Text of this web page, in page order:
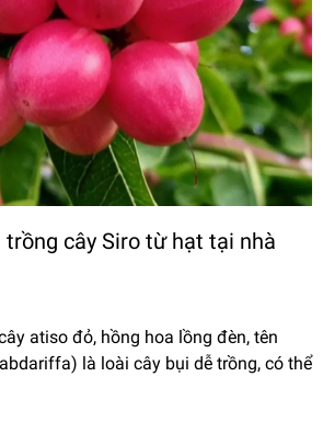
trồng cây Siro từ hạt tại nhà
atiso đỏ, hồng hoa lồng đèn, tên
là loài cây bụi dễ trồng, có thể